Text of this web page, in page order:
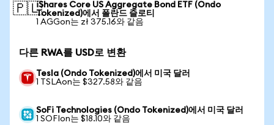
🇵🇱iShares Core US Aggregate Bond ETF (Ondo
Tokenized)에서 폴란드 즐로티
1 AGGon는 zł 375.16와 같음
다른 RWA를 USD로 변환
Tesla (Ondo Tokenized)에서 미국 달러
1 TSLAon는 $327.58와 같음
SoFi Technologies (Ondo Tokenized)에서 미국 달러
1 SOFIon는 $18.10와 같음